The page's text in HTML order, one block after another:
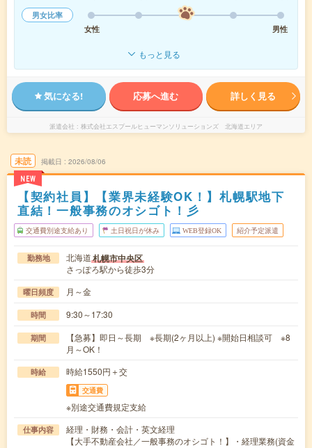
男女比率
女性
男性
もっと見る
気になる! 応募へ進む 詳しく見る
派遣会社 株式会社エスプールヒューマンソリューションズ 北海道エリア
未読
NEW
掲載日 2026/08/06
【契約社員】【業界未経験OK！】札幌駅地下
直結！一般事務のオシゴト！彡
交通費別途支給あり 土日祝日が休み WEB登録OK 紹介予定派遣
勤務地 北海道札幌市中央区
さっぽろ駅から徒歩3分
曜日頻度 月～金
時間 9:30～17:30
期間
【急募】即日～長期 ※長期(2ヶ月以上) ※開始日相談可 ※8
月～OK！
時給 時給1550円＋交
交通費
※別途交通費規定支給
仕事内容
経理・財務・会計・英文経理
【大手不動産会社／一般事務のオシゴト！】・経理業務(資金